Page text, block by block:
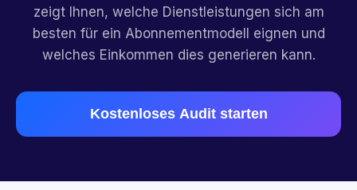
zeigt Ihnen, welche Dienstleistungen sich am
besten für ein Abonnementmodell eignen und
welches Einkommen dies generieren kann.
Kostenloses Audit starten